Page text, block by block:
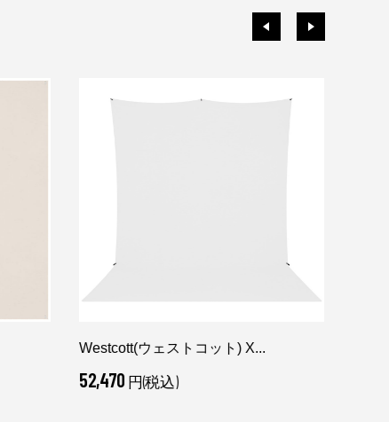
Westcott(ウェストコット) X...
52,470 円(税込)